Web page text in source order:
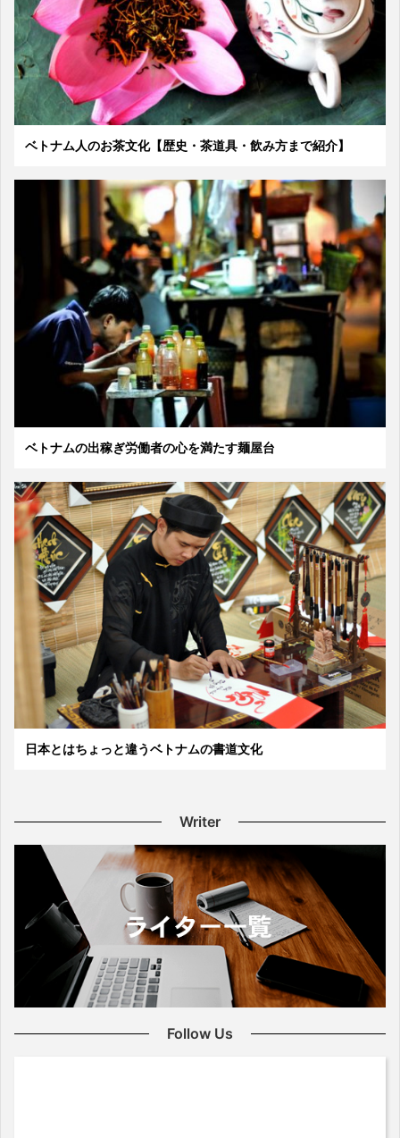
ベトナム人のお茶文化【歴史・茶道具・飲み方まで紹介】
ベトナムの出稼ぎ労働者の心を満たす麺屋台
日本とはちょっと違うベトナムの書道文化
Writer
Follow Us